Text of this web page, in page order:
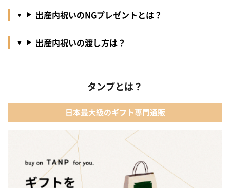
出産内祝いのNGプレゼントとは？
出産内祝いの渡し方は？
タンプとは？
日本最大級のギフト専門通販